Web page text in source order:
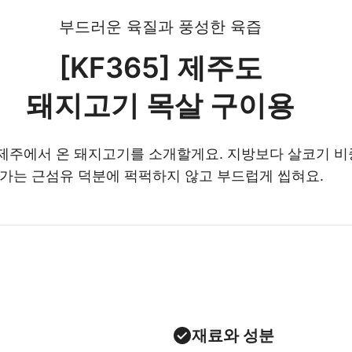
부드러운 육질과 풍성한 육즙
[KF365] 제주도
돼지고기 목살 구이용
주에서 온 돼지고기를 소개할게요. 지방보다 살코기
는 근섬유 덕분에 퍽퍽하지 않고 부드럽게 씹혀요.
재료와 성분